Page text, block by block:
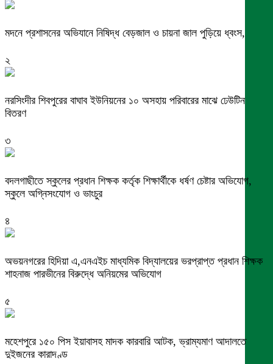
মদনে প্রশাসনের অভিযানে নিষিদ্ধ বেড়জাল ও চায়না জাল পুড়িয়ে ধ্বংস,
২
নরসিংদীর শিবপুরের বাঘাব ইউনিয়নের ১০ অসহায় পরিবারের মাঝে ঢেউটিন
বিতরণ
৩
বদলগাছীতে স্কুলের প্রধান শিক্ষক কর্তৃক শিক্ষার্থীকে ধর্ষণ চেষ্টার অভিযোগ,
স্কুলে অগ্নিসংযোগ ও ভাংচুর
৪
অভয়নগরের হিদিয়া এ,এনএইচ মাধ্যমিক বিদ্যালয়ের ভরপ্রাপ্ত প্রধান শিক্ষক
শাহনাজ পারভীনের বিরুদ্ধে অনিয়মের অভিযোগ
৫
মহেশপুরে ১৫০ পিস ইয়াবাসহ মাদক কারবারি আটক, ভ্রাম্যমাণ আদালতে
দুইজনের কারাদণ্ড